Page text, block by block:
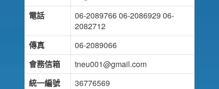
電話
06-2089766 06-2086929 06-
2082712
傳真
06-2089066
會務信箱
tneu001@gmail.com
統一編號
36776569